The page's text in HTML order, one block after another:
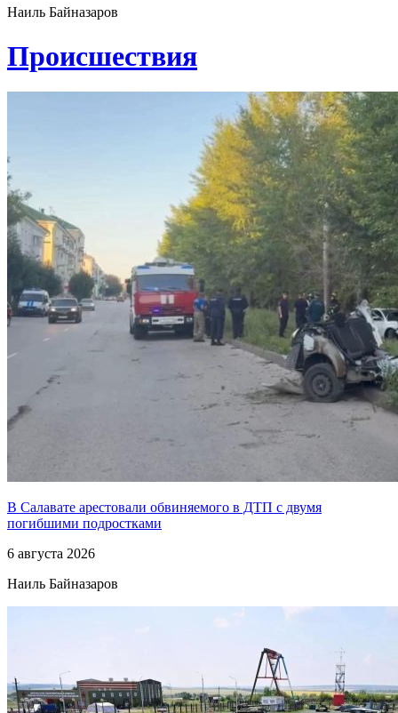
Наиль Байназаров
Проиcшествия
В Салавате арестовали обвиняемого в ДТП с двумя
погибшими подростками
6 августа 2026
Наиль Байназаров